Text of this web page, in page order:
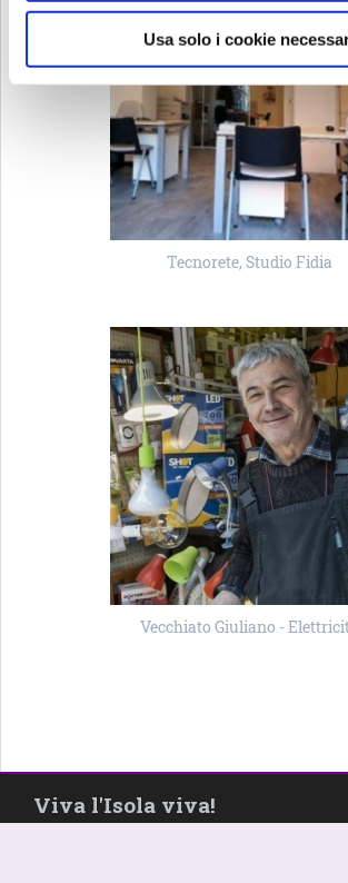
Usa solo i cookie
Tecnorete, Studio Fidia
Vecchiato Giuliano -
Viva l'Isola viva!